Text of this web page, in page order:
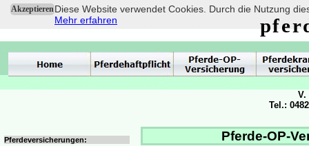
AkzeptierenDiese Website verwendet Cookies. Durch die Nutzung
Mehr erfahren
Pferde-OP-
Pferdeversicherungen:
V.
Tel.: